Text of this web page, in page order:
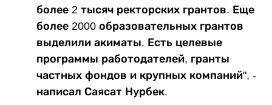
более 2 тысяч ректорских грантов. Еще
более 2000 образовательных грантов
выделили акиматы. Есть целевые
программы работодателей, гранты
частных фондов и крупных компаний", -
написал Саясат Нурбек.